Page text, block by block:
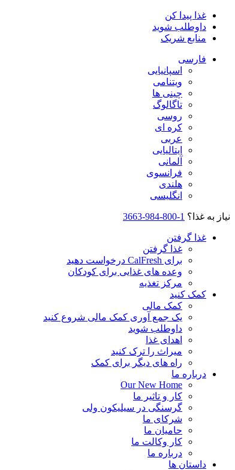
غذا پیدا کن
داوطلب شوید
منابع شریک
فارسی
اسپانیایی
ویتنامی
چینی ها
تاگالوگ
روسی
کره ای
عربی
ایتالیایی
آلمانی
فرانسوی
هلندی
انگلیسی
نیاز به غذا؟ 1-800-984-3663
غذا گرفتن
غذا گرفتن
برای CalFresh درخواست دهید
وعده های غذایی برای کودکان
مرکز تغذیه
کمک کنید
کمک مالی
یک جمع آوری کمک مالی شروع کنید
داوطلب شوید
اهدای غذا
میراث را ترک کنید
راه های دیگر برای کمک
درباره ما
Our New Home
کار و تاثیر ما
گرسنگی در سیلیکون ولی
شرکای ما
حامیان ما
کار وکالت ما
درباره ما
داستان ها